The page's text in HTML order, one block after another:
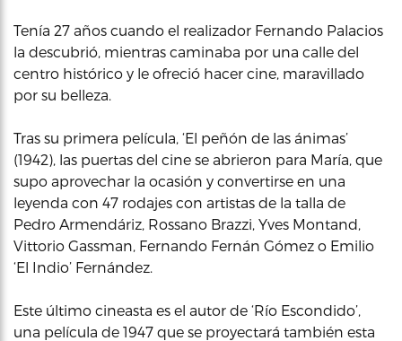
Tenía 27 años cuando el realizador Fernando Palacios
la descubrió, mientras caminaba por una calle del
centro histórico y le ofreció hacer cine, maravillado
por su belleza.
Tras su primera película, ‘El peñón de las ánimas’
(1942), las puertas del cine se abrieron para María, que
supo aprovechar la ocasión y convertirse en una
leyenda con 47 rodajes con artistas de la talla de
Pedro Armendáriz, Rossano Brazzi, Yves Montand,
Vittorio Gassman, Fernando Fernán Gómez o Emilio
‘El Indio’ Fernández.
Este último cineasta es el autor de ‘Río Escondido’,
una película de 1947 que se proyectará también esta